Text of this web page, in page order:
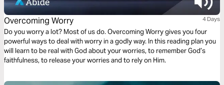
Overcoming Worry 4 Days
Do you worry a lot? Most of us do. Overcoming Worry gives you four
powerful ways to deal with worry in a godly way. In this reading plan you
will learn to be real with God about your worries, to remember God’s
faithfulness, to release your worries and to rely on Him.